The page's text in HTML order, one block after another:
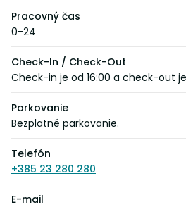
Pracovný čas
0-24
Check-In / Check-Out
Check-in je od 16:00 a check-out je
Parkovanie
Bezplatné parkovanie.
Telefón
+385 23 280 280
E-mail